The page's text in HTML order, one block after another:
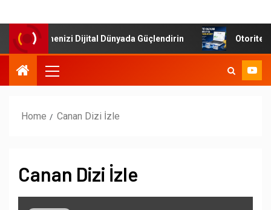
İşletmenizi Dijital Dünyada Güçlendirin Otoriter
Home Canan Dizi İzle
Canan Dizi İzle